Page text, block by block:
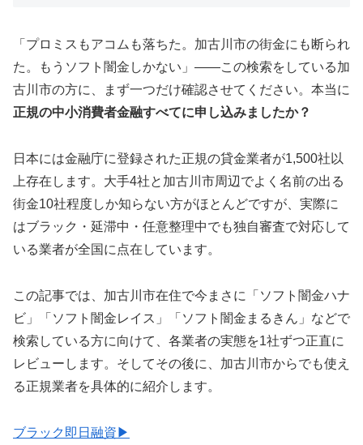
「プロミスもアコムも落ちた。加古川市の街金にも断られ
た。もうソフト闇金しかない」——この検索をしている加
古川市の方に、まず一つだけ確認させてください。本当に
正規の中小消費者金融すべてに申し込みましたか？
日本には金融庁に登録された正規の貸金業者が1,500社以
上存在します。大手4社と加古川市周辺でよく名前の出る
街金10社程度しか知らない方がほとんどですが、実際に
はブラック・延滞中・任意整理中でも独自審査で対応して
いる業者が全国に点在しています。
この記事では、加古川市在住で今まさに「ソフト闇金ハナ
ビ」「ソフト闇金レイス」「ソフト闇金まるきん」などで
検索している方に向けて、各業者の実態を1社ずつ正直に
レビューします。そしてその後に、加古川市からでも使え
る正規業者を具体的に紹介します。
ブラック即日融資▶